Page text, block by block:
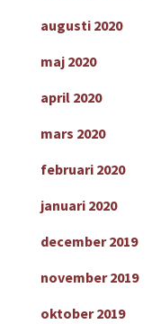
augusti 2020
maj 2020
april 2020
mars 2020
februari 2020
januari 2020
december 2019
november 2019
oktober 2019